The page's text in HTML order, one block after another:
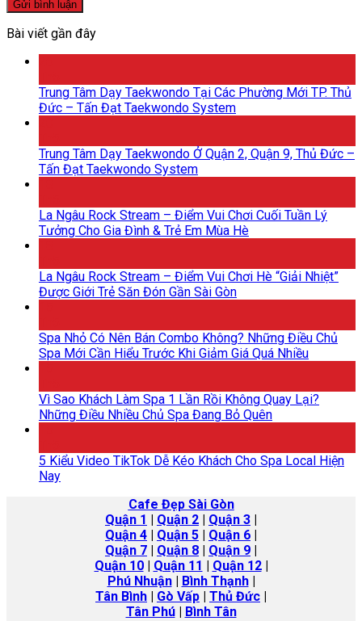
Bài viết gần đây
Trung Tâm Dạy Taekwondo Tại Các Phường Mới TP. Thủ
Đức – Tấn Đạt Taekwondo System
Trung Tâm Dạy Taekwondo Ở Quận 2, Quận 9, Thủ Đức –
Tấn Đạt Taekwondo System
La Ngâu Rock Stream – Điểm Vui Chơi Cuối Tuần Lý
Tưởng Cho Gia Đình & Trẻ Em Mùa Hè
La Ngâu Rock Stream – Điểm Vui Chơi Hè “Giải Nhiệt”
Được Giới Trẻ Săn Đón Gần Sài Gòn
Spa Nhỏ Có Nên Bán Combo Không? Những Điều Chủ
Spa Mới Cần Hiểu Trước Khi Giảm Giá Quá Nhiều
Vì Sao Khách Làm Spa 1 Lần Rồi Không Quay Lại?
Những Điều Nhiều Chủ Spa Đang Bỏ Quên
5 Kiểu Video TikTok Dễ Kéo Khách Cho Spa Local Hiện
Nay
Cafe Đẹp Sài Gòn
Quận 1
Quận 2 Quận 3
Quận 4
Quận 5 Quận 6
Quận 7
Quận 8 Quận 9
Quận 10| Quận 11 Quận 12|
Phú Nhuận| Bình Thạnh|
Tân Bình
Gò Vấp Thủ Đức
Tân Phú|
Bình Tân